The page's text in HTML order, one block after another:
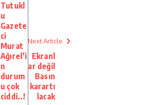
Tutukl
u
Gazete
ci
Murat
Ağırel’i
n
durum
u çok
ciddi..!
Next Article
Ekranl
ar değil
Basın
karartı
lacak